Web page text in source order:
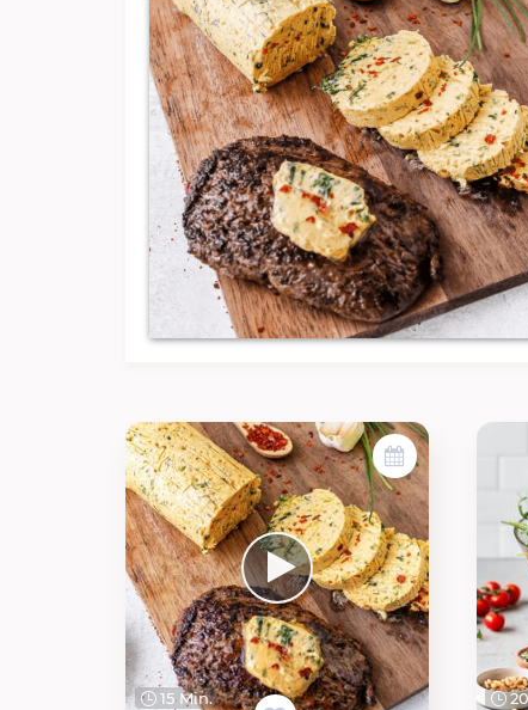
15 Min.